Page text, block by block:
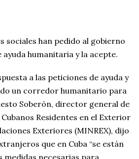
sociales han pedido al gobierno
ayuda humanitaria y la acepte.
a las peticiones de ayuda y
un corredor humanitario para
Soberón, director general de
Residentes en el Exterior
Exteriores (MINREX), dijo
que en Cuba “se están
medidas necesarias para